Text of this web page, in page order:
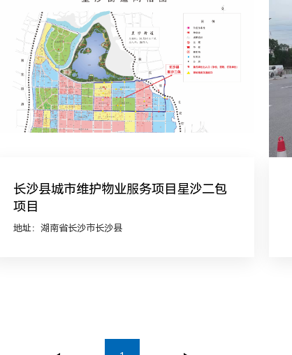
长沙县城市维护物业服务项目星沙二包
项目
地址：湖南省长沙市长沙县